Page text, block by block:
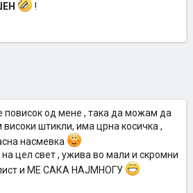
!
повисок од мене , така да можам да
штикли, има црна косичка ,
насмевка
цел свет , ужива во мали и скромни
и МЕ САКА НАЈМНОГУ